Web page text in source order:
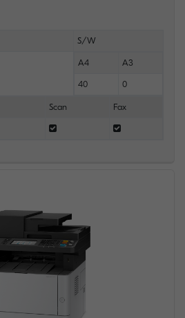
S/W
A4 A3
40 0
Scan Fax